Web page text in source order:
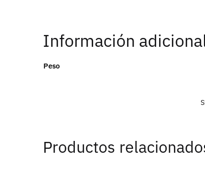
Información
Peso
Productos